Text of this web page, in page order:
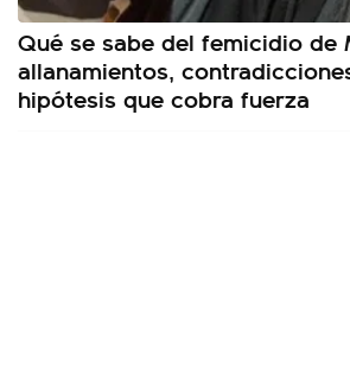
Qué se sabe del femicidio de
allanamientos,
hipótesis que cobra fuerza